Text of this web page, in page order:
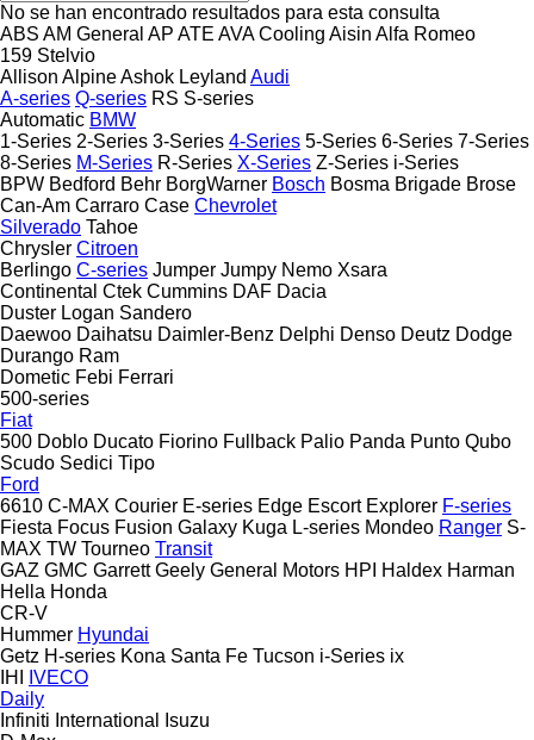
No se han encontrado resultados para esta consulta
ABS AM General AP ATE AVA Cooling Aisin Alfa Romeo
159 Stelvio
Allison AlpineAshok Leyland Audi
A-series Q-series RS S-series
Automatic BMW
1-Series 2-Series 3-Series 4-Series 5-Series 6-Series 7-Series
8-Series M-Series R-Series X-Series Z-Series i-Series
BPW Bedford Behr BorgWarner Bosch Bosma Brigade Brose
Can-Am Carraro Case Chevrolet
Silverado Tahoe
Chrysler Citroen
Berlingo C-series Jumper Jumpy Nemo Xsara
Continental Ctek Cummins DAF Dacia
Duster Logan Sandero
Daewoo Daihatsu Daimler-Benz Delphi Denso Deutz Dodge
Durango Ram
Dometic Febi Ferrari
500-series
Fiat
500 Doblo Ducato Fiorino Fullback Palio Panda Punto Qubo
Scudo Sedici Tipo
Ford
6610 C-MAX Courier E-series Edge Escort Explorer F-series
Fiesta Focus Fusion Galaxy Kuga L-series Mondeo Ranger S-
MAX TW Tourneo Transit
GAZ GMC Garrett Geely General Motors HPI Haldex Harman
Hella Honda
CR-V
Hummer Hyundai
Getz H-series Kona Santa Fe Tucson i-Series ix
IHI
IVECO
Daily
Infiniti International
Isuzu